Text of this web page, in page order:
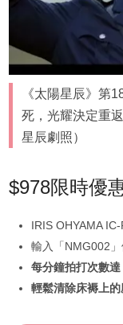
《太陽星辰》第
死，光耀決定重
星辰劇照）
$978限時優
IRIS OHYAMA
輸入「NMG002
每分鐘拍打次數
輕鬆清除床褥上